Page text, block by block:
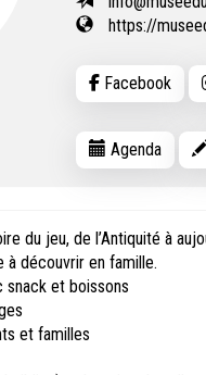
https://
Facebook
Agenda
du jeu, de l’Antiquité à
découvrir en famille.
snack et boissons
et familles